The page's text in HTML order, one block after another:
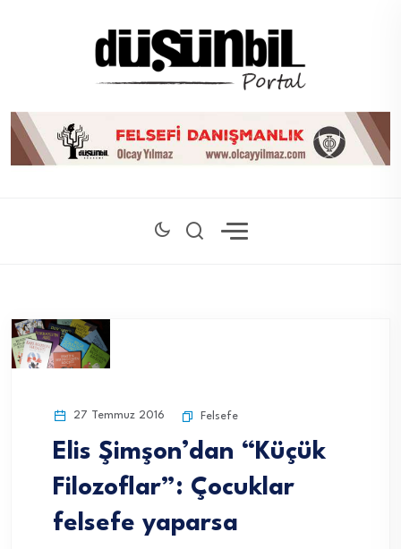
27 Temmuz 2016 Felsefe
Elis Şimşon’dan “Küçük
Filozoflar”: Çocuklar
felsefe yaparsa